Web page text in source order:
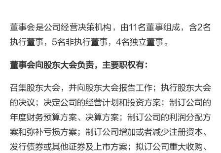
董事会是公司经营决策机构，由11名董事组成，含2名
执行董事，5名非执行董事，4名独立董事。
董事会向股东大会负责，主要职权有：
召集股东大会，并向股东大会报告工作；执行股东大会
的决议；决定公司的经营计划和投资方案；制订公司的
年度财务预算方案、决算方案；制订公司的利润分配方
案和弥补亏损方案；制订公司增加或者减少注册资本、
发行债券或其他证券及上市方案；拟订公司重大收购、